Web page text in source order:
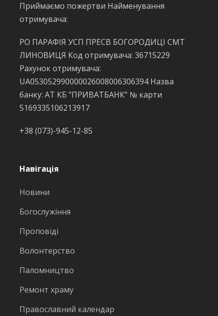
Приймаємо пожертви Найменування
отримувача:
РО ПАРАФІЯ УСП ПРЕСВ БОГОРОДИЦІ СМТ
ЛИНОВИЦЯ Код отримувача: 36715229
Рахунок отримувача:
UA053052990000026008006306394 Назва
банку: АТ КБ "ПРИВАТБАНК" № карти
5169335106213917
+38 (073)-945-12-85
Навігація
Новини
Богослужіння
Проповіді
Волонтерство
Паломництво
Ремонт храму
Православний календар